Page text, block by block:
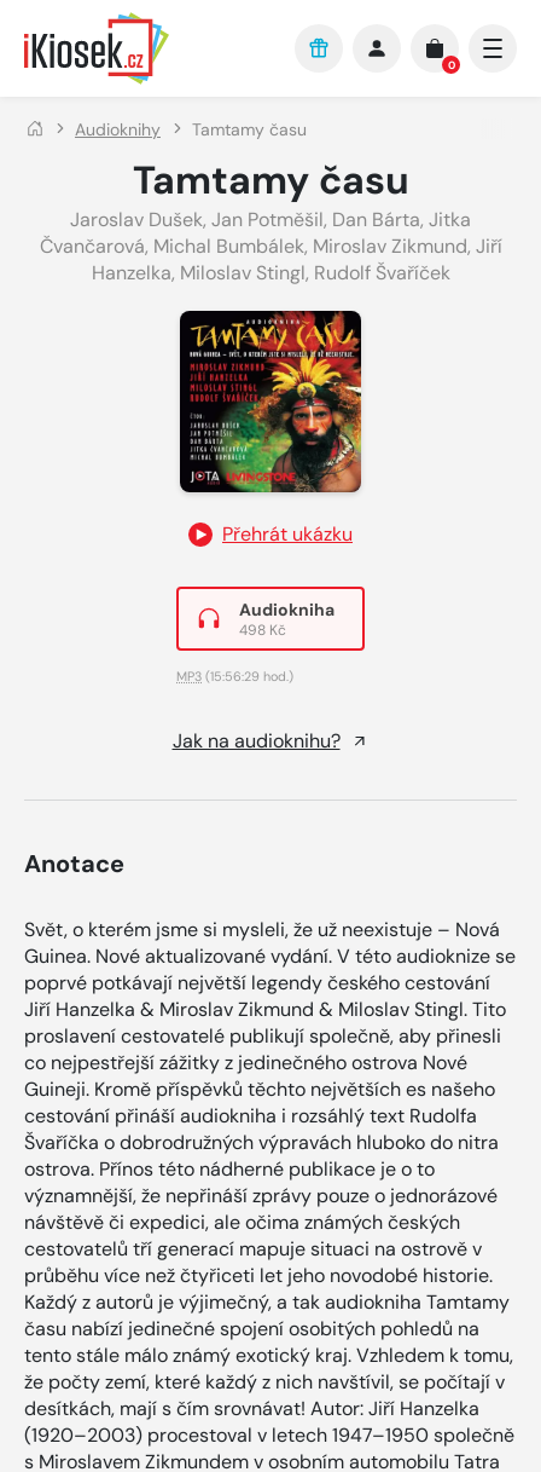
Přejít na hlavní obsah
0
Audioknihy Tamtamy času
Tamtamy času
Jaroslav Dušek, Jan Potměšil, Dan Bárta, Jitka
Čvančarová, Michal Bumbálek, Miroslav Zikmund, Jiří
Hanzelka, Miloslav Stingl, Rudolf Švaříček
Přehrát ukázku
Audiokniha
498 Kč
MP3 (15:56:29 hod.)
Jak na audioknihu?
Anotace
Svět, o kterém jsme si mysleli, že už neexistuje – Nová
Guinea. Nové aktualizované vydání. V této audioknize se
poprvé potkávají největší legendy českého cestování
Jiří Hanzelka & Miroslav Zikmund & Miloslav Stingl. Tito
proslavení cestovatelé publikují společně, aby přinesli
co nejpestřejší zážitky z jedinečného ostrova Nové
Guineji. Kromě příspěvků těchto největších es našeho
cestování přináší audiokniha i rozsáhlý text Rudolfa
Švaříčka o dobrodružných výpravách hluboko do nitra
ostrova. Přínos této nádherné publikace je o to
významnější, že nepřináší zprávy pouze o jednorázové
návštěvě či expedici, ale očima známých českých
cestovatelů tří generací mapuje situaci na ostrově v
průběhu více než čtyřiceti let jeho novodobé historie.
Každý z autorů je výjimečný, a tak audiokniha Tamtamy
času nabízí jedinečné spojení osobitých pohledů na
tento stále málo známý exotický kraj. Vzhledem k tomu,
že počty zemí, které každý z nich navštívil, se počítají v
desítkách, mají s čím srovnávat! Autor: Jiří Hanzelka
(1920–2003) procestoval v letech 1947–1950 společně
s Miroslavem Zikmundem v osobním automobilu Tatra